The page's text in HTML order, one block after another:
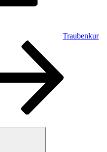
Traubenkur